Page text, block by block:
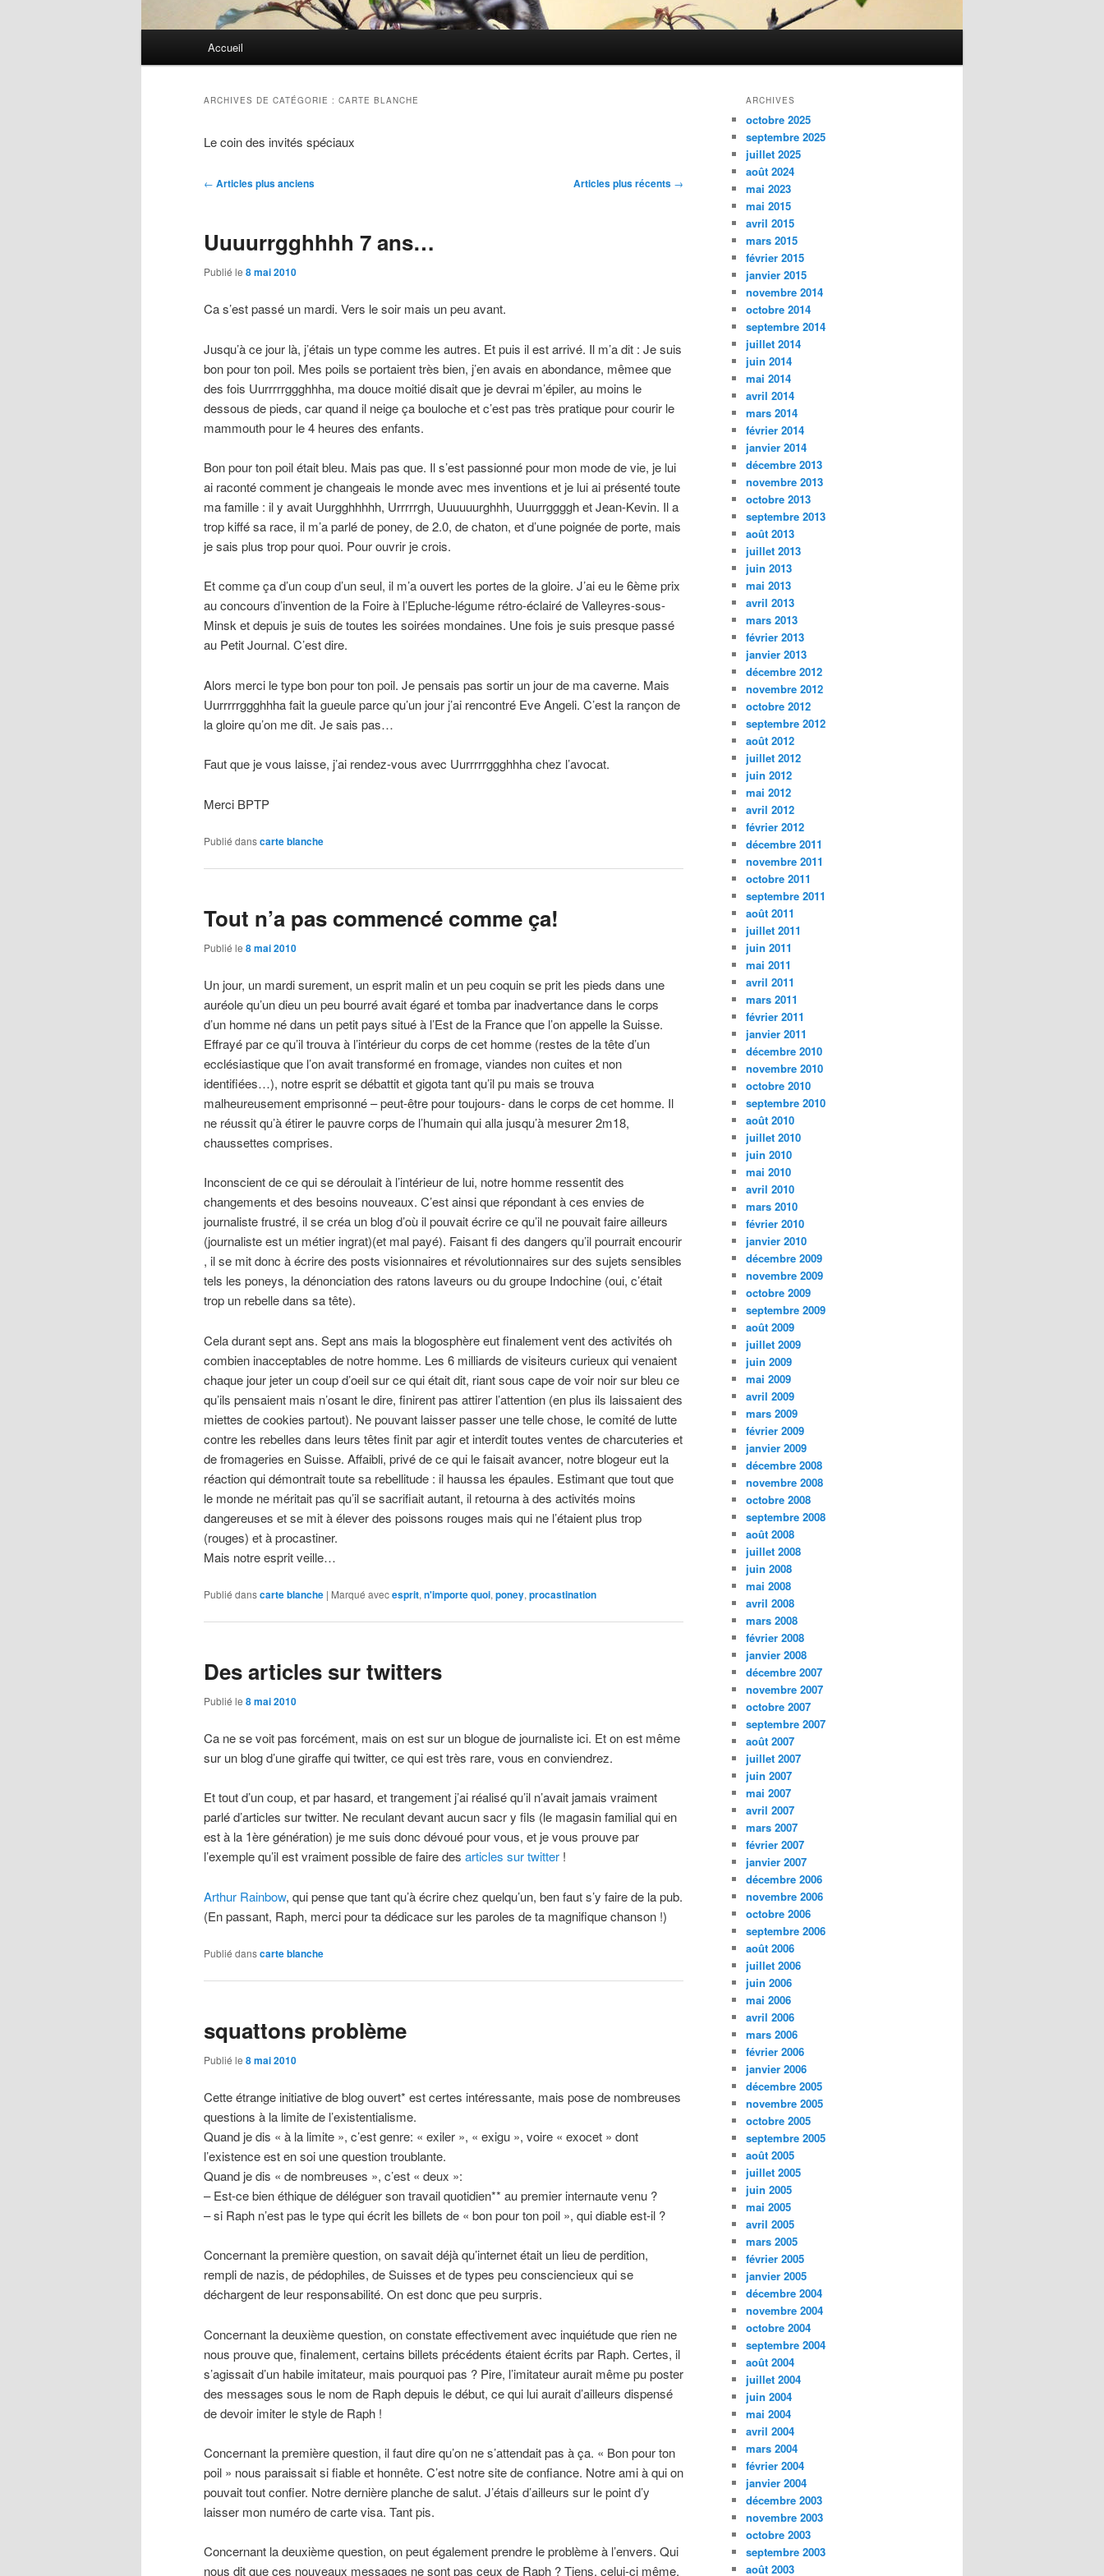
Accueil
ARCHIVES DE CATÉGORIE : CARTE BLANCHE
Le coin des invités spéciaux
Navigation
← Articles plus anciens Articles plus récents →
Uuuurrgghhhh 7 ans…
Publié le 8 mai 2010
Ca s’est passé un mardi. Vers le soir mais un peu avant.
Jusqu’à ce jour là, j’étais un type comme les autres. Et puis il est arrivé. Il m’a dit : Je suis
bon pour ton poil. Mes poils se portaient très bien, j’en avais en abondance, mêmee que
des fois Uurrrrrggghhha, ma douce moitié disait que je devrai m’épiler, au moins le
dessous de pieds, car quand il neige ça bouloche et c’est pas très pratique pour courir le
mammouth pour le 4 heures des enfants.
Bon pour ton poil était bleu. Mais pas que. Il s’est passionné pour mon mode de vie, je lui
ai raconté comment je changeais le monde avec mes inventions et je lui ai présenté toute
ma famille : il y avait Uurgghhhhh, Urrrrrgh, Uuuuuurghhh, Uuurrggggh et Jean-Kevin. Il a
trop kiffé sa race, il m’a parlé de poney, de 2.0, de chaton, et d’une poignée de porte, mais
je sais plus trop pour quoi. Pour ouvrir je crois.
Et comme ça d’un coup d’un seul, il m’a ouvert les portes de la gloire. J’ai eu le 6ème prix
au concours d’invention de la Foire à l’Epluche-légume rétro-éclairé de Valleyres-sous-
Minsk et depuis je suis de toutes les soirées mondaines. Une fois je suis presque passé
au Petit Journal. C’est dire.
Alors merci le type bon pour ton poil. Je pensais pas sortir un jour de ma caverne. Mais
Uurrrrrggghhha fait la gueule parce qu’un jour j’ai rencontré Eve Angeli. C’est la rançon de
la gloire qu’on me dit. Je sais pas…
Faut que je vous laisse, j’ai rendez-vous avec Uurrrrrggghhha chez l’avocat.
Merci BPTP
Publié danscarte blanche
Tout n’a pas commencé comme ça!
Publié le 8 mai 2010
Un jour, un mardi surement, un esprit malin et un peu coquin se prit les pieds dans une
auréole qu’un dieu un peu bourré avait égaré et tomba par inadvertance dans le corps
d’un homme né dans un petit pays situé à l’Est de la France que l’on appelle la Suisse.
Effrayé par ce qu’il trouva à l’intérieur du corps de cet homme (restes de la tête d’un
ecclésiastique que l’on avait transformé en fromage, viandes non cuites et non
identifiées…), notre esprit se débattit et gigota tant qu’il pu mais se trouva
malheureusement emprisonné – peut-être pour toujours- dans le corps de cet homme. Il
ne réussit qu’à étirer le pauvre corps de l’humain qui alla jusqu’à mesurer 2m18,
chaussettes comprises.
Inconscient de ce qui se déroulait à l’intérieur de lui, notre homme ressentit des
changements et des besoins nouveaux. C’est ainsi que répondant à ces envies de
journaliste frustré, il se créa un blog d’où il pouvait écrire ce qu’il ne pouvait faire ailleurs
(journaliste est un métier ingrat)(et mal payé). Faisant fi des dangers qu’il pourrait encourir
, il se mit donc à écrire des posts visionnaires et révolutionnaires sur des sujets sensibles
tels les poneys, la dénonciation des ratons laveurs ou du groupe Indochine (oui, c’était
trop un rebelle dans sa tête).
Cela durant sept ans. Sept ans mais la blogosphère eut finalement vent des activités oh
combien inacceptables de notre homme. Les 6 milliards de visiteurs curieux qui venaient
chaque jour jeter un coup d’oeil sur ce qui était dit, riant sous cape de voir noir sur bleu ce
qu’ils pensaient mais n’osant le dire, finirent pas attirer l’attention (en plus ils laissaient des
miettes de cookies partout). Ne pouvant laisser passer une telle chose, le comité de lutte
contre les rebelles dans leurs têtes finit par agir et interdit toutes ventes de charcuteries et
de fromageries en Suisse. Affaibli, privé de ce qui le faisait avancer, notre blogeur eut la
réaction qui démontrait toute sa rebellitude : il haussa les épaules. Estimant que tout que
le monde ne méritait pas qu’il se sacrifiait autant, il retourna à des activités moins
dangereuses et se mit à élever des poissons rouges mais qui ne l’étaient plus trop
(rouges) et à procastiner.
Mais notre esprit veille…
Publié danscarte blanche | Marqué avecesprit, n'importe quoi, poney, procastination
Des articles sur twitters
Publié le 8 mai 2010
Ca ne se voit pas forcément, mais on est sur un blogue de journaliste ici. Et on est même
sur un blog d’une giraffe qui twitter, ce qui est très rare, vous en conviendrez.
Et tout d’un coup, et par hasard, et trangement j’ai réalisé qu’il n’avait jamais vraiment
parlé d’articles sur twitter. Ne reculant devant aucun sacr y fils (le magasin familial qui en
est à la 1ère génération) je me suis donc dévoué pour vous, et je vous prouve par
l’exemple qu’il est vraiment possible de faire des articles sur twitter !
Arthur Rainbow, qui pense que tant qu’à écrire chez quelqu’un, ben faut s’y faire de la pub.
(En passant, Raph, merci pour ta dédicace sur les paroles de ta magnifique chanson !)
Publié danscarte blanche
squattons problème
Publié le 8 mai 2010
Cette étrange initiative de blog ouvert* est certes intéressante, mais pose de nombreuses
questions à la limite de l’existentialisme.
Quand je dis « à la limite », c’est genre: « exiler », « exigu », voire « exocet » dont
l’existence est en soi une question troublante.
Quand je dis « de nombreuses », c’est « deux »:
– Est-ce bien éthique de déléguer son travail quotidien** au premier internaute venu ?
– si Raph n’est pas le type qui écrit les billets de « bon pour ton poil », qui diable est-il ?
Concernant la première question, on savait déjà qu’internet était un lieu de perdition,
rempli de nazis, de pédophiles, de Suisses et de types peu consciencieux qui se
déchargent de leur responsabilité. On est donc que peu surpris.
Concernant la deuxième question, on constate effectivement avec inquiétude que rien ne
nous prouve que, finalement, certains billets précédents étaient écrits par Raph. Certes, il
s’agissait d’un habile imitateur, mais pourquoi pas ? Pire, l’imitateur aurait même pu poster
des messages sous le nom de Raph depuis le début, ce qui lui aurait d’ailleurs dispensé
de devoir imiter le style de Raph !
Concernant la première question, il faut dire qu’on ne s’attendait pas à ça. « Bon pour ton
poil » nous paraissait si fiable et honnête. C’est notre site de confiance. Notre ami à qui on
pouvait tout confier. Notre dernière planche de salut. J’étais d’ailleurs sur le point d’y
laisser mon numéro de carte visa. Tant pis.
Concernant la deuxième question, on peut également prendre le problème à l’envers. Qui
nous dit que ces nouveaux messages ne sont pas ceux de Raph ? Tiens, celui-ci même,
ARCHIVES
octobre 2025
septembre 2025
juillet 2025
août 2024
mai 2023
mai 2015
avril 2015
mars 2015
février 2015
janvier 2015
novembre 2014
octobre 2014
septembre 2014
juillet 2014
juin 2014
mai 2014
avril 2014
mars 2014
février 2014
janvier 2014
décembre 2013
novembre 2013
octobre 2013
septembre 2013
août 2013
juillet 2013
juin 2013
mai 2013
avril 2013
mars 2013
février 2013
janvier 2013
décembre 2012
novembre 2012
octobre 2012
septembre 2012
août 2012
juillet 2012
juin 2012
mai 2012
avril 2012
février 2012
décembre 2011
novembre 2011
octobre 2011
septembre 2011
août 2011
juillet 2011
juin 2011
mai 2011
avril 2011
mars 2011
février 2011
janvier 2011
décembre 2010
novembre 2010
octobre 2010
septembre 2010
août 2010
juillet 2010
juin 2010
mai 2010
avril 2010
mars 2010
février 2010
janvier 2010
décembre 2009
novembre 2009
octobre 2009
septembre 2009
août 2009
juillet 2009
juin 2009
mai 2009
avril 2009
mars 2009
février 2009
janvier 2009
décembre 2008
novembre 2008
octobre 2008
septembre 2008
août 2008
juillet 2008
juin 2008
mai 2008
avril 2008
mars 2008
février 2008
janvier 2008
décembre 2007
novembre 2007
octobre 2007
septembre 2007
août 2007
juillet 2007
juin 2007
mai 2007
avril 2007
mars 2007
février 2007
janvier 2007
décembre 2006
novembre 2006
octobre 2006
septembre 2006
août 2006
juillet 2006
juin 2006
mai 2006
avril 2006
mars 2006
février 2006
janvier 2006
décembre 2005
novembre 2005
octobre 2005
septembre 2005
août 2005
juillet 2005
juin 2005
mai 2005
avril 2005
mars 2005
février 2005
janvier 2005
décembre 2004
novembre 2004
octobre 2004
septembre 2004
août 2004
juillet 2004
juin 2004
mai 2004
avril 2004
mars 2004
février 2004
janvier 2004
décembre 2003
novembre 2003
octobre 2003
septembre 2003
août 2003